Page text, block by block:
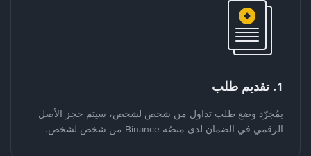
1. تقديم طلب
بمُجرّد وضع طلب تداول من شخص لشخص، سيتم حجز الأصل
الرقمي في الضمان لدى منصّة Binance من شخص لشخص.